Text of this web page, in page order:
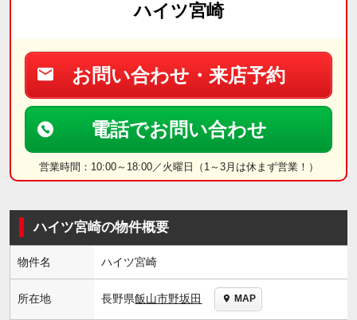
ハイツ宮崎
お問い合わせ・来店予約
電話でお問い合わせ
営業時間：10:00～18:00／火曜日（1～3月は休まず営業！）
ハイツ宮崎の物件概要
物件名 ハイツ宮崎
所在地 長野県飯山市野坂田 MAP